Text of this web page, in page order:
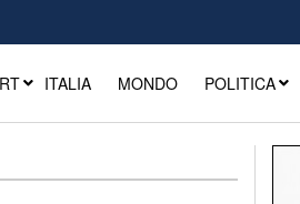
ITALIA MONDO POLITICA